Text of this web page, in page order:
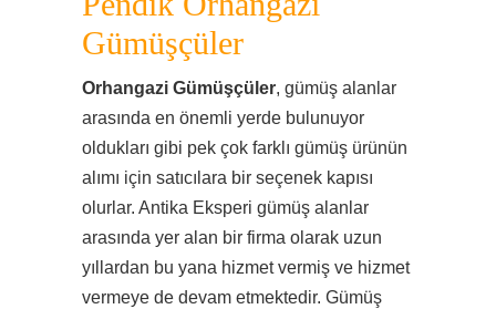
Gümüşçüler
Orhangazi Gümüşçüler, gümüş alanlar
arasında en önemli yerde bulunuyor
oldukları gibi pek çok farklı gümüş ürünün
alımı için satıcılara bir seçenek kapısı
olurlar. Antika Eksperi gümüş alanlar
arasında yer alan bir firma olarak uzun
yıllardan bu yana hizmet vermiş ve hizmet
vermeye de devam etmektedir. Gümüş